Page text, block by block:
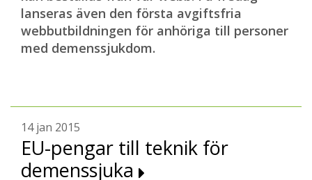
lanseras även den första avgiftsfria
webbutbildningen för anhöriga till personer
med demenssjukdom.
14 jan 2015
EU-pengar till teknik för
demenssjuka